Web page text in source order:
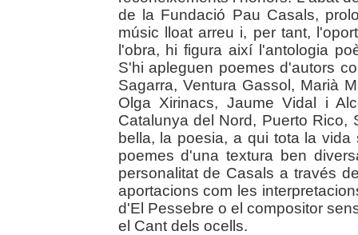
de la Fundació Pau Casals,
músic lloat arreu i, per tant,
l'obra, hi figura així l'antologia
S'hi apleguen poemes d'autors
Sagarra, Ventura Gassol, Marià
Olga Xirinacs, Jaume Vidal i
Catalunya del Nord, Puerto Rico,
bella, la poesia, a qui tota la
poemes d'una textura ben
personalitat de Casals a través
aportacions com les
d'El Pessebre o el compositor
el Cant dels ocells.